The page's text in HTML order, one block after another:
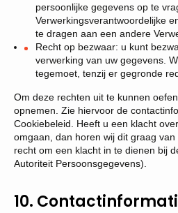
persoonlijke gegevens op te
Verwerkingsverantwoordelijke
te dragen aan een andere
Recht op bezwaar: u kunt
verwerking van uw gegevens.
tegemoet, tenzij er gegronde
Om deze rechten uit te kunnen
opnemen. Zie hiervoor de
Cookiebeleid. Heeft u een klacht
omgaan, dan horen wij dit graag
recht om een klacht in te dienen bij
Autoriteit Persoonsgegevens).
10.